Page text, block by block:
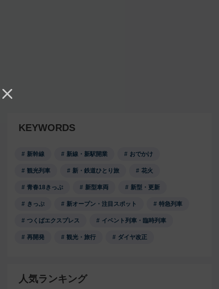
KEYWORDS
新幹線 新線・新駅開業 おでかけ
観光列車 新・鉄道ひとり旅 花火
青春18きっぷ 新型車両 新型・更新
きっぷ 新オープン・注目スポット 特急列車
つくばエクスプレス イベント列車・臨時列車
再開発 観光・旅行 ダイヤ改正
人気ランキング